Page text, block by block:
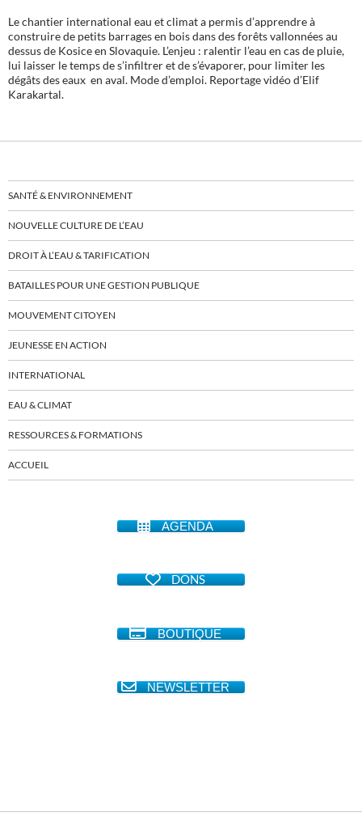
Le chantier international eau et climat a permis d’apprendre à
construire de petits barrages en bois dans des forêts vallonnées au
dessus de Kosice en Slovaquie. L’enjeu : ralentir l’eau en cas de pluie,
lui laisser le temps de s’infiltrer et de s’évaporer, pour limiter les
dégâts des eaux en aval. Mode d’emploi. Reportage vidéo d’Elif
Karakartal.
SANTÉ & ENVIRONNEMENT
NOUVELLE CULTURE DE L’EAU
DROIT À L’EAU & TARIFICATION
BATAILLES POUR UNE GESTION PUBLIQUE
MOUVEMENT CITOYEN
JEUNESSE EN ACTION
INTERNATIONAL
EAU & CLIMAT
RESSOURCES & FORMATIONS
ACCUEIL
AGENDA
DONS
BOUTIQUE
NEWSLETTER